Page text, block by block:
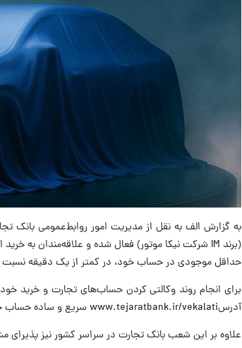
حداقل موجودی در حساب خود، در کمتر از یک دقیقه نسبت
برای انجام روند وکالتی کردن حساب‌های تجارت و خرید
آدرسwww.tejaratbank.ir/vekalati سریع و ساده حساب خود را وکالتی کرده و سپس سایر مراحل را از طریق سامانه یکپارچه دنبال کنید.
علاوه بر این شعب بانک تجارت در سراسر کشور نیز